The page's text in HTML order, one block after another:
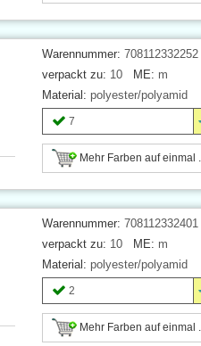
Warennummer: 708112332252
verpackt zu: 10 ME: m
Material: polyester/polyamid
7
Mehr Farben auf einmal ...
Warennummer: 708112332401
verpackt zu: 10 ME: m
Material: polyester/polyamid
2
Mehr Farben auf einmal ...